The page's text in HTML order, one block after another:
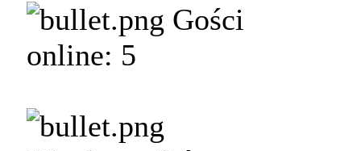
Gości
online: 5